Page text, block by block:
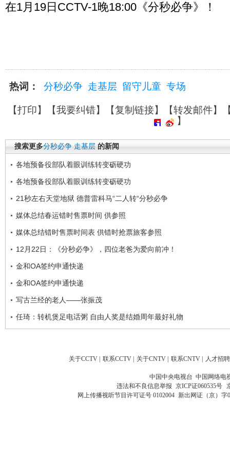
在1月19日CCTV-1晚18:00《分秒必争》！
热词： 分秒必争 走基层 留守儿童 专场
【打印】【我要纠错】【复制链接】【转发邮件】
】
搜索更多分秒必争 走基层 的新闻
各地预备役部队着眼训练转变砺硬功
各地预备役部队着眼训练转变砺硬功
21秒左右天堂地狱 德普雷科马“二人转“分秒必争
媒体总结春运错时售票时间 供参照
媒体总结错时售票时间表 供错时抢票旅客参照
12月22日：《分秒必争》，四位老爸为爱向前冲！
金和OA签约申通快递
金和OA签约申通快递
写古兰经的老人——张振茂
任琦：转机煲足电话粥 自由人奖是结婚周年最好礼物
关于CCTV | 联系CCTV | 关于CNTV | 联系CNTV | 人才招聘
中国中央电视台 中国网络电
违法和不良信息举报 京ICP证060535号
网上传播视听节目许可证号 0102004 新出网证（京）